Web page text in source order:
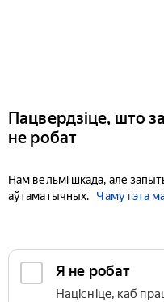
Пацвердзіце, што
не робат
Нам вельмі шкада, але
аўтаматычных.
Чаму гэта
Я не робат
Націсніце, каб